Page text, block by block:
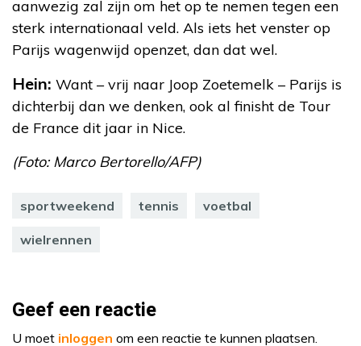
aanwezig zal zijn om het op te nemen tegen een
sterk internationaal veld. Als iets het venster op
Parijs wagenwijd openzet, dan dat wel.
Hein: Want – vrij naar Joop Zoetemelk – Parijs is
dichterbij dan we denken, ook al finisht de Tour
de France dit jaar in Nice.
(Foto: Marco Bertorello/AFP)
sportweekend tennis voetbal
wielrennen
Geef een reactie
U moet inloggen om een reactie te kunnen plaatsen.